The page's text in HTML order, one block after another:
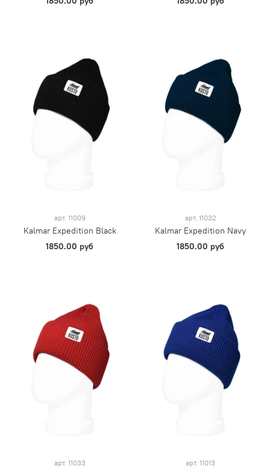
арт. 11009
Kalmar Expedition Black
1850.00 руб
арт. 11032
Kalmar Expedition Navy
1850.00 руб
арт. 11033 арт. 11013